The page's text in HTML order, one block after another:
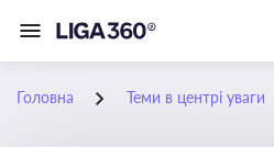
Головна Теми в центрі уваги